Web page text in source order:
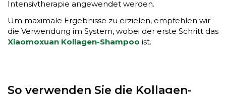
Intensivtherapie angewendet werden.
Um maximale Ergebnisse zu erzielen, empfehlen wir
die Verwendung im System, wobei der erste Schritt das
Xiaomoxuan Kollagen-Shampoo ist.
So verwenden Sie die Kollagen-